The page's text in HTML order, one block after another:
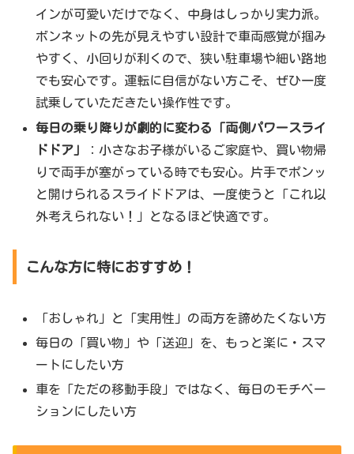
インが可愛いだけでなく、中身はしっかり実力派。
ボンネットの先が見えやすい設計で車両感覚が掴み
やすく、小回りが利くので、狭い駐車場や細い路地
でも安心です。運転に自信がない方こそ、ぜひ一度
試乗していただきたい操作性です。
毎日の乗り降りが劇的に変わる「両側パワースライ
ドドア」
：小さなお子様がいるご家庭や、買い物帰
りで両手が塞がっている時でも安心。片手でポンッ
と開けられるスライドドアは、一度使うと「これ以
外考えられない！」となるほど快適です。
こんな方に特におすすめ！
「おしゃれ」と「実用性」の両方を諦めたくない方
毎日の「買い物」や「送迎」を、もっと楽に・スマ
ートにしたい方
車を「ただの移動手段」ではなく、毎日のモチベー
ションにしたい方